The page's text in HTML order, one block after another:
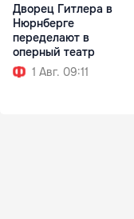
Дворец Гитлера в
Нюрнберге
переделают в
оперный театр
1 Авг. 09:11